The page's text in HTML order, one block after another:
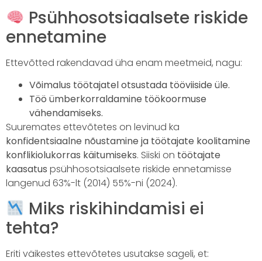
Psühhosotsiaalsete riskide
ennetamine
Ettevõtted rakendavad üha enam meetmeid, nagu:
Võimalus töötajatel otsustada tööviiside üle.
Töö ümberkorraldamine töökoormuse
vähendamiseks.
Suuremates ettevõtetes on levinud ka
konfidentsiaalne nõustamine ja töötajate koolitamine
konflikiolukorras käitumiseks. Siiski on töötajate
kaasatus psühhosotsiaalsete riskide ennetamisse
langenud 63%-lt (2014) 55%-ni (2024).
Miks riskihindamisi ei
tehta?
Eriti väikestes ettevõtetes usutakse sageli, et: